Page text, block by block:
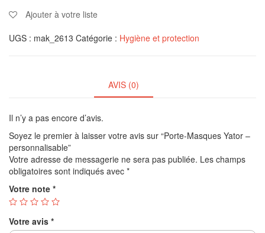
Ajouter à votre liste
UGS : mak_2613 Catégorie : Hygiène et protection
AVIS (0)
Il n’y a pas encore d’avis.
Soyez le premier à laisser votre avis sur “Porte-Masques Yator –
personnalisable”
Votre adresse de messagerie ne sera pas publiée. Les champs
obligatoires sont indiqués avec *
Votre note *
Votre avis *